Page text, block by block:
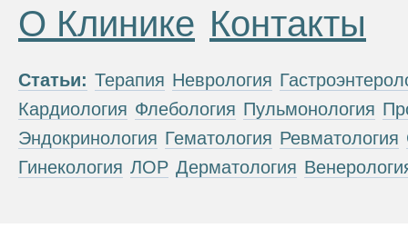
О Клинике Контакты
Статьи: Терапия Неврология
Кардиология Флебология Пульмонология
Эндокринология Гематология Ревматология
Гинекология ЛОР Дерматология